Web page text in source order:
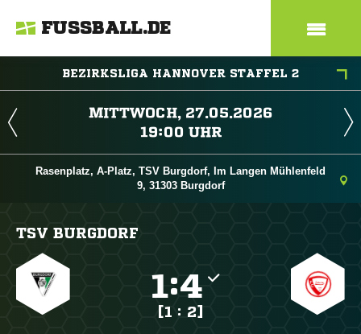
FUSSBALL.DE
BEZIRKSLIGA HANNOVER STAFFEL 2
 
 
Rasenplatz, A-Platz, TSV Burgdorf, Im Langen Mühlenfeld
9, 31303 Burgdorf
TSV BURGDORF
:
[1 : 2]